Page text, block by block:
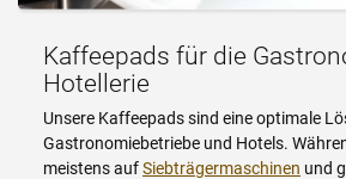
Kaffeepads für die
Hotellerie
Unsere Kaffeepads sind eine optimale
Gastronomiebetriebe und Hotels.
meistens aufSiebträgermaschinen und